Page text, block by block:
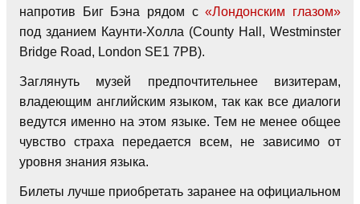
напротив Биг Бэна рядом с«Лондонским глазом»
под зданием Каунти-Холла (County Hall, Westminster
Bridge Road, London SE1 7PB).
Заглянуть музей предпочтительнее визитерам,
владеющим английским языком, так как все диалоги
ведутся именно на этом языке. Тем не менее общее
чувство страха передается всем, не зависимо от
уровня знания языка.
Билеты лучше приобретать заранее на официальном